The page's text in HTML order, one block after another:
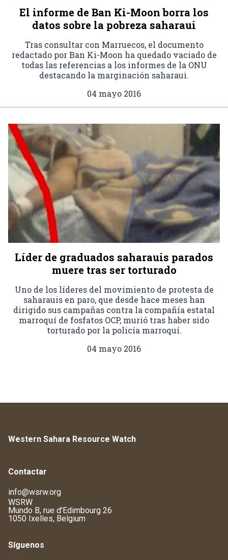
El informe de Ban Ki-Moon borra los
datos sobre la pobreza saharaui
Tras consultar con Marruecos, el documento
redactado por Ban Ki-Moon ha quedado vaciado de
todas las referencias a los informes de la ONU
destacando la marginación saharaui.
04 mayo 2016
Líder de graduados saharauis parados
muere tras ser torturado
Uno de los líderes del movimiento de protesta de
saharauis en paro, que desde hace meses han
dirigido sus campañas contra la compañía estatal
marroquí de fosfatos OCP, murió tras haber sido
torturado por la policía marroquí.
04 mayo 2016
Western Sahara Resource Watch
Contactar
info@wsrw.org
WSRW
Mundo B, rue d'Edimbourg 26
1050 Ixelles, Belgium
Síguenos